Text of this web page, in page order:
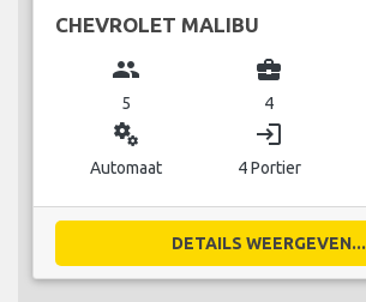
CHEVROLET MALIBU
group
5
business_center
4
miscellaneous_services
Automaat
login
4 Portier
DETAILS WEERGEVEN...